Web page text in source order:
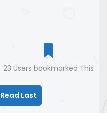
23 Users bookmarked This
Read Last